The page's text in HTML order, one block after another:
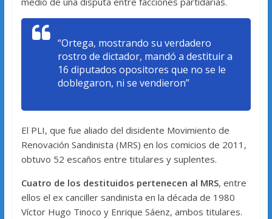
“Ortega, mostrando su verdadero
rostro de dictador, mandó a destituir a
16 diputados opositores que no se le
doblegaron, ni se vendieron”
El PLI, que fue aliado del disidente Movimiento de
Renovación Sandinista (MRS) en los comicios de 2011,
obtuvo 52 escaños entre titulares y suplentes.
Cuatro de los destituidos pertenecen al MRS, entre
ellos el ex canciller sandinista en la década de 1980
Víctor Hugo Tinoco y Enrique Sáenz, ambos titulares.